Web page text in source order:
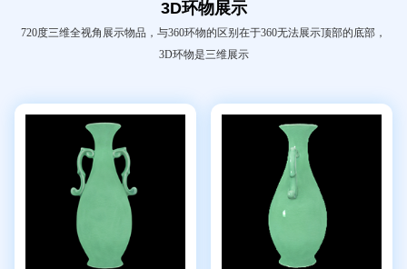
3D环物展示
720度三维全视角展示物品，与360环物的区别在于360无法展示顶部的底部，
3D环物是三维展示